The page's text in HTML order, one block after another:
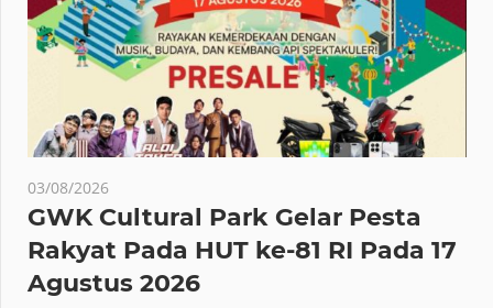
03/08/2026
GWK Cultural Park Gelar Pesta
Rakyat Pada HUT ke-81 RI Pada 17
Agustus 2026